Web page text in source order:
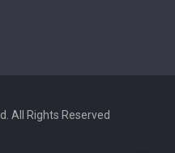
All Rights Reserved